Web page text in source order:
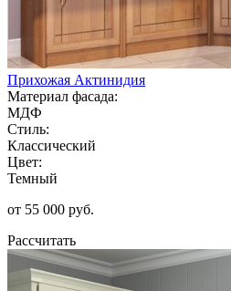
Прихожая Актинидия
Материал фасада:
МДФ
Стиль:
Классический
Цвет:
Темный
от 55 000 руб.
Рассчитать